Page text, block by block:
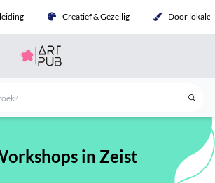
Creatief & Gezellig Door lokale
in Zeist